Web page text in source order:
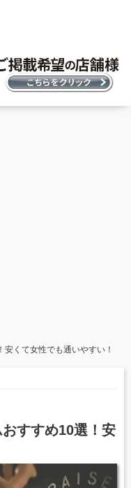
安くて女性でも通いやすい！
おすすめ10選！安